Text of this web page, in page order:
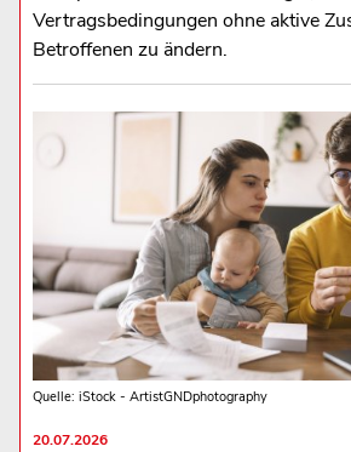
Vertragsbedingungen ohne aktive
Betroffenen zu ändern.
Quelle: iStock - ArtistGNDphotography
20.07.2026